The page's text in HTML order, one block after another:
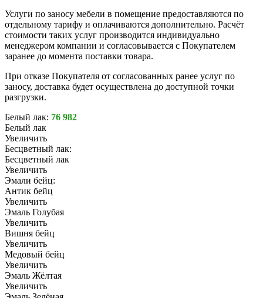
Услуги по заносу мебели в помещение предоставляются по
отдельному тарифу и оплачиваются дополнительно. Расчёт
стоимости таких услуг производится индивидуально
менеджером компании и согласовывается с Покупателем
заранее до момента поставки товара.
При отказе Покупателя от согласованных ранее услуг по
заносу, доставка будет осуществлена до доступной точки
разгрузки.
Белый лак: 76 982
Белый лак
Увеличить
Бесцветный лак:
Бесцветный лак
Увеличить
Эмали бейц:
Антик бейц
Увеличить
Эмаль Голубая
Увеличить
Вишня бейц
Увеличить
Медовый бейц
Увеличить
Эмаль Жёлтая
Увеличить